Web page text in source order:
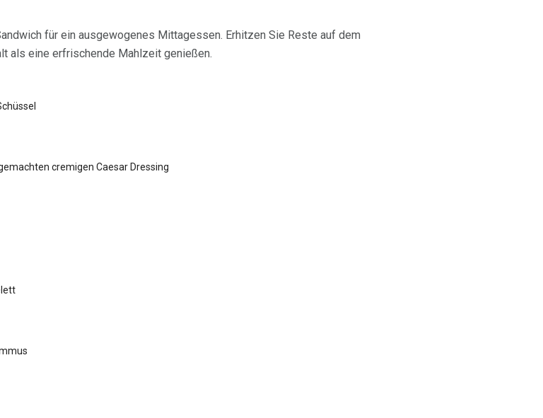
für ein ausgewogenes Mittagessen. Erhitzen Sie Reste auf dem
als eine erfrischende Mahlzeit genießen.
cremigen Caesar Dressing